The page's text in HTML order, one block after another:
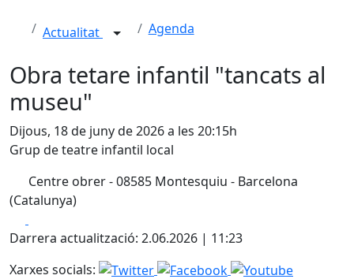
Actualitat Agenda
Obra tetare infantil "tancats al
museu"
Dijous, 18 de juny de 2026 a les 20:15h
Grup de teatre infantil local
Centre obrer - 08585 Montesquiu - Barcelona
(Catalunya)
Darrera actualització: 2.06.2026 | 11:23
Xarxes socials: